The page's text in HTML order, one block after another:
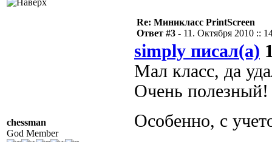
chessman
God Member
Re: Миникласс PrintScreen
Ответ #3 - 11. Октября 2010 ::
simply писал(а)
Мал класс, да
Очень полезный!
Особенно, с